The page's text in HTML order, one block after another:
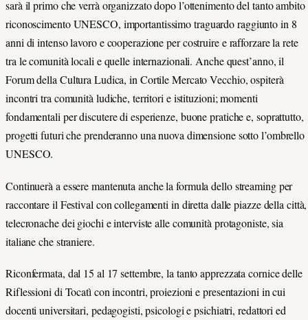
sarà il primo che verrà organizzato dopo l’ottenimento del tanto ambito
riconoscimento UNESCO, importantissimo traguardo raggiunto in 8
anni di intenso lavoro e cooperazione per costruire e rafforzare la rete
tra le comunità locali e quelle internazionali. Anche quest’anno, il
Forum della Cultura Ludica, in Cortile Mercato Vecchio, ospiterà
incontri tra comunità ludiche, territori e istituzioni; momenti
fondamentali per discutere di esperienze, buone pratiche e, soprattutto,
progetti futuri che prenderanno una nuova dimensione sotto l’ombrello
UNESCO.
Continuerà a essere mantenuta anche la formula dello streaming per
raccontare il Festival con collegamenti in diretta dalle piazze della città,
telecronache dei giochi e interviste alle comunità protagoniste, sia
italiane che straniere.
Riconfermata, dal 15 al 17 settembre, la tanto apprezzata cornice delle
Riflessioni di Tocatì con incontri, proiezioni e presentazioni in cui
docenti universitari, pedagogisti, psicologi e psichiatri, redattori ed